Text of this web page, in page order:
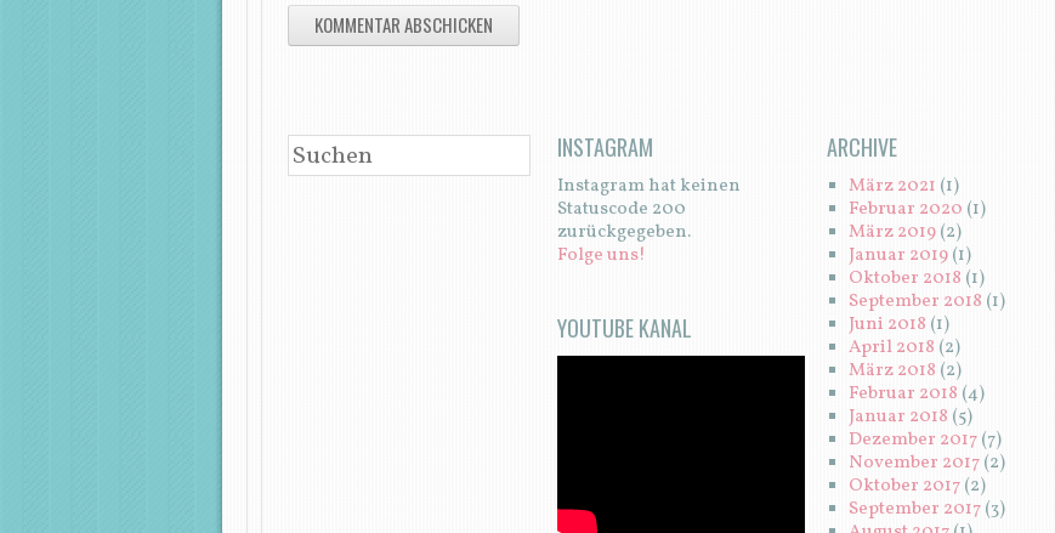
SUCHEN INSTAGRAM
Instagram hat keinen
Statuscode 200
zurückgegeben.
Folge uns!
YOUTUBE KANAL
ARCHIVE
März 2021 (1)
Februar 2020 (1)
März 2019(2)
Januar 2019(1)
Oktober 2018 (1)
September 2018 (1)
Juni 2018 (1)
April 2018 (2)
März 2018 (2)
Februar 2018 (4)
Januar 2018 (5)
Dezember 2017(7)
November 2017(2)
Oktober 2017(2)
September 2017(3)